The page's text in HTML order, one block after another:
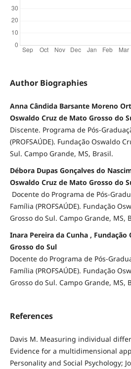
Author Biographies
Anna Cândida Barsante Moreno
Oswaldo Cruz de Mato Grosso do
Discente. Programa de Pós-
(PROFSAÚDE). Fundação Oswaldo
Sul. Campo Grande, MS, Brasil.
Débora Dupas Gonçalves do
Oswaldo Cruz de Mato Grosso do
Docente do Programa de Pós-
Família (PROFSAÚDE). Fundação
Grosso do Sul. Campo Grande, MS,
Inara Pereira da Cunha , Fundação
Grosso do Sul
Docente do Programa de Pós-
Família (PROFSAÚDE). Fundação
Grosso do Sul. Campo Grande, MS,
References
Davis M. Measuring individual
Evidence for a multidimensional
Personality and Social Psychology;